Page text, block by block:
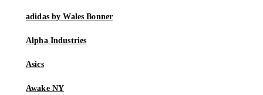
adidas by Wales Bonner
Alpha Industries
Asics
Awake NY